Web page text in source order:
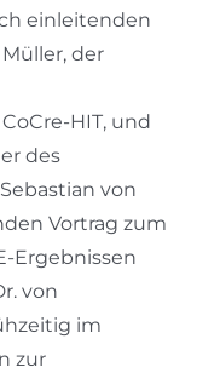
einleitenden
der
HIT, und
des
von
Vortrag zum
Ergebnissen
von
im
zur